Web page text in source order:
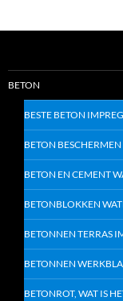
BETON
BESTE BETON
BETON
BETON EN CEMENT
BETONBLOKKEN
BETONNEN TERRAS
BETONNEN
BETONROT, WAT IS